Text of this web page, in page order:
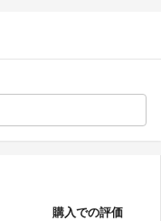
購入での評価